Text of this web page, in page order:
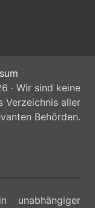
· Wir sind keine
Verzeichnis aller
Behörden.
unabhängiger